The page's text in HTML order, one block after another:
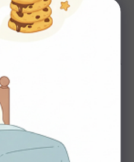
z nás pamatujeme z
studentského života na
podnájmu.
právě v dětském
dítě brzy oslaví třetí
patrová postel je
potomek může spát na